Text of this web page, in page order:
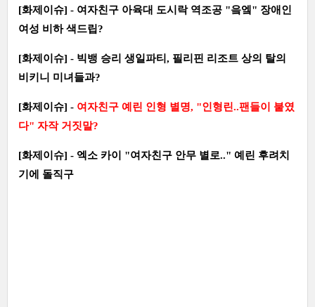
[화제이슈] - 여자친구 아육대 도시락 역조공 "읔엨" 장애인
여성 비하 색드립?
[화제이슈] - 빅뱅 승리 생일파티, 필리핀 리조트 상의 탈의
비키니 미녀들과?
[화제이슈] - 여자친구 예린 인형 별명, "인형린..팬들이 붙였
다" 자작 거짓말?
[화제이슈] - 엑소 카이 "여자친구 안무 별로.." 예린 후려치
기에 돌직구